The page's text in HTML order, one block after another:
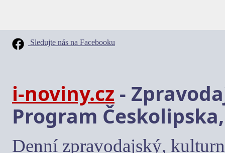
Sledujte nás na Facebooku
i-noviny.cz -
Program
Denní zpravodajský,